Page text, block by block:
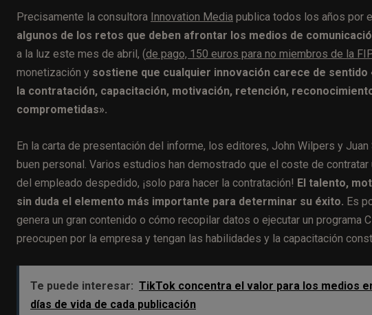
Precisamente la consultora Innovation Media publica todos los años por
algunos de los retos que deben afrontar los medios de
a la luz este mes de abril, (de pago, 150 euros para no miembros de la
monetización y sostiene que cualquier innovación carece de
la contratación, capacitación, motivación, retención,
comprometidas».
En la carta de presentación del informe, los editores, John Wilpers y
buen personal. Varios estudios han demostrado que el coste de
del empleado despedido, ¡solo para hacer la contratación! El talento,
sin duda el elemento más importante para determinar su éxito. Es
genera un gran contenido o cómo recopilar datos o ejecutar un programa
preocupen por la empresa y tengan las habilidades y la capacitación
Te puede interesar: TikTok concentra el valor para los medios
días de vida de cada publicación